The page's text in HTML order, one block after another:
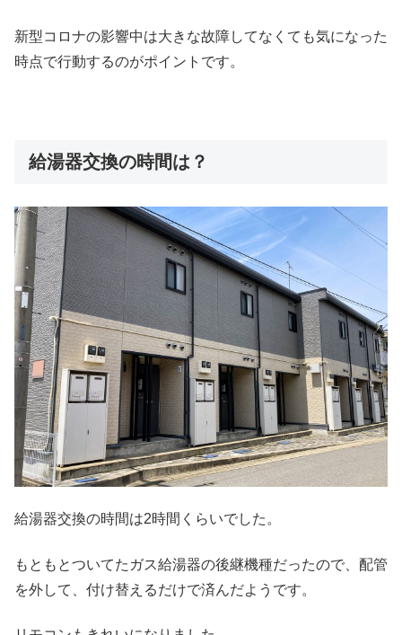
新型コロナの影響中は大きな故障してなくても気になった
時点で行動するのがポイントです。
給湯器交換の時間は？
給湯器交換の時間は2時間くらいでした。
もともとついてたガス給湯器の後継機種だったので、配管
を外して、付け替えるだけで済んだようです。